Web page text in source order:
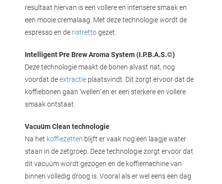
resultaat hiervan is een vollere en intensere smaak en
een mooie cremalaag. Met deze technologie wordt de
espresso en de ristrettogezet.
Intelligent Pre Brew Aroma System (I.P.B.A.S.©)
Deze technologie maakt de bonen alvast nat, nog
voordat deextractie plaatsvindt. Dit zorgt ervoor dat de
koffiebonen gaan ‘wellen’ en er een sterkere en vollere
smaak ontstaat.
Vacuüm Clean technologie
Na het koffiezetten blijft er vaak nog een laagje water
staan in de zetgroep. Deze technologie zorgt ervoor dat
dit vacuüm wordt gezogen en de koffiemachine van
binnen volledig droog is. Vooral als er wel eens een dag